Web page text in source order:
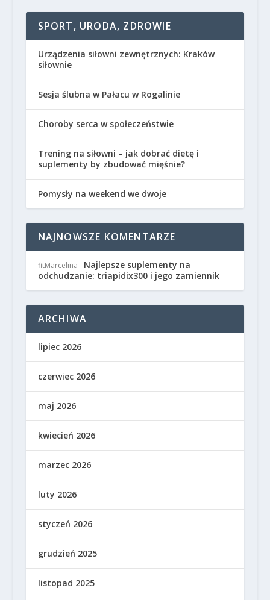
SPORT, URODA, ZDROWIE
Urządzenia siłowni zewnętrznych: Kraków
siłownie
Sesja ślubna w Pałacu w Rogalinie
Choroby serca w społeczeństwie
Trening na siłowni – jak dobrać dietę i
suplementy by zbudować mięśnie?
Pomysły na weekend we dwoje
NAJNOWSZE KOMENTARZE
fitMarcelina - Najlepsze suplementy na
odchudzanie: triapidix300 i jego zamiennik
ARCHIWA
lipiec 2026
czerwiec 2026
maj 2026
kwiecień 2026
marzec 2026
luty 2026
styczeń 2026
grudzień 2025
listopad 2025